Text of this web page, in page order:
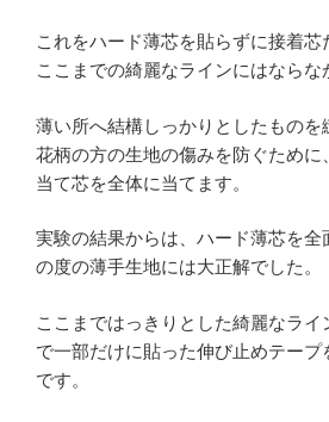
これをハード薄芯を貼らずに接着芯
ここまでの綺麗なラインにはならな
薄い所へ結構しっかりとしたものを
花柄の方の生地の傷みを防ぐために
当て芯を全体に当てます。
実験の結果からは、ハード薄芯を全
の度の薄手生地には大正解でした。
ここまではっきりとした綺麗なライ
で一部だけに貼った伸び止めテー
です。